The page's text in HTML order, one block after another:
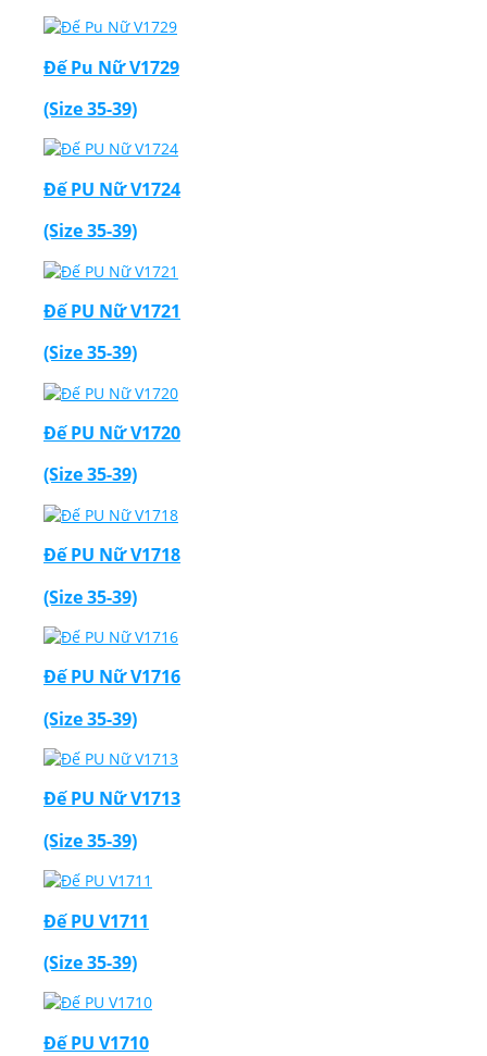
Đế Pu Nữ V1729
(Size 35-39)
Đế PU Nữ V1724
(Size 35-39)
Đế PU Nữ V1721
(Size 35-39)
Đế PU Nữ V1720
(Size 35-39)
Đế PU Nữ V1718
(Size 35-39)
Đế PU Nữ V1716
(Size 35-39)
Đế PU Nữ V1713
(Size 35-39)
Đế PU V1711
(Size 35-39)
Đế PU V1710